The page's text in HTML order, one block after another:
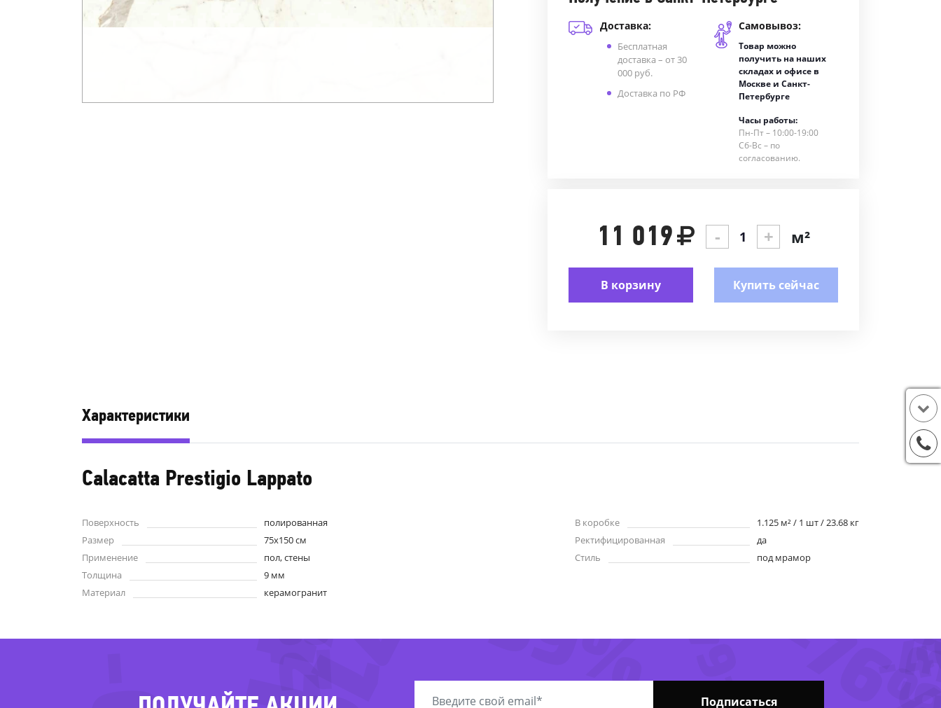
Доставка:
Бесплатная
доставка – от 30
000 руб.
Доставка по РФ
Самовывоз:
Товар можно
получить на наших
складах и офисе в
Москве и Санкт-
Петербурге
Часы работы:
Пн-Пт – 10:00-19:00
Сб-Вс – по
согласованию.
11 019 - + м²
В корзину Купить сейчас
Характеристики
Calacatta Prestigio Lappato
Поверхность
полированная
Размер
75x150 см
Применение
пол, стены
В коробке
1.125 м² / 1 шт / 23.68 кг
Ректифицированная
да
Стиль
под мрамор
Толщина
9 мм
Материал
керамогранит
Подписаться
-59% -
-
-64%
-28% -